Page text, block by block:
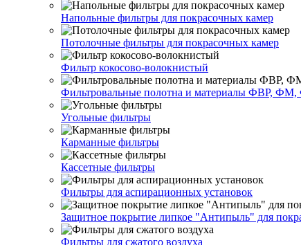
Напольные фильтры для покрасочных камер
Потолочные фильтры для покрасочных камер
Фильтр кокосово-волокнистый
Фильтровальные полотна и материалы ФВР,
Угольные фильтры
Карманные фильтры
Кассетные фильтры
Фильтры для аспирационных установок
Защитное покрытие липкое "Антипыль" для
Фильтры для сжатого воздуха